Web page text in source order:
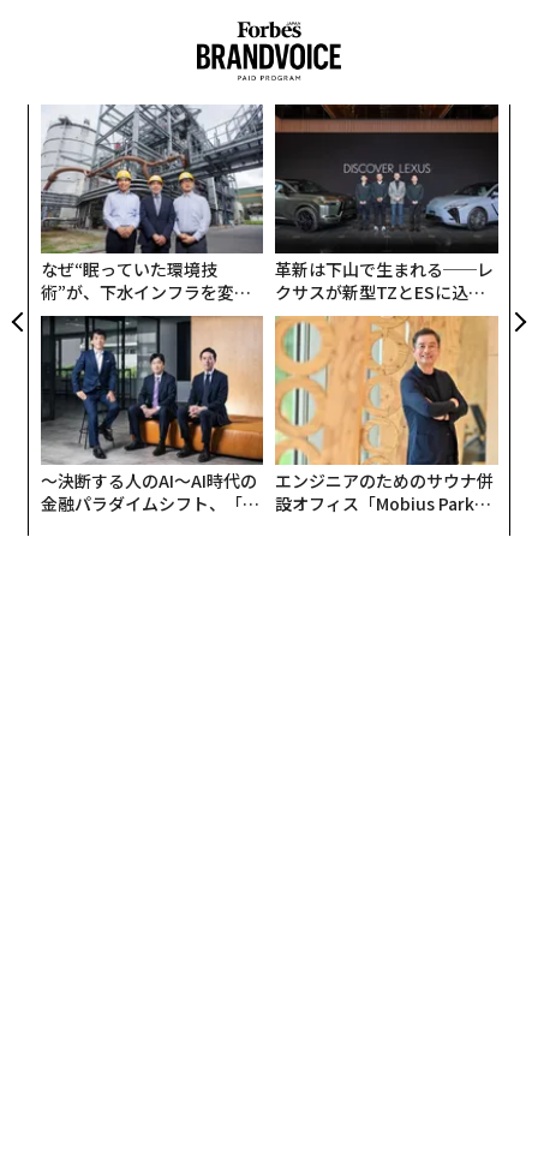
なぜ“眠っていた環境技
術”が、下水インフラを変え
たのか──産総研×月島JFE
アクアソリューションの10年
革新は下山で生まれる──レ
クサスが新型TZとESに込め
た「DISCOVER」の哲学
〜決断する人のAI〜AI時代の
金融パラダイムシフト、「超
エンジニアのためのサウナ併
設オフィス「Mobius Park」